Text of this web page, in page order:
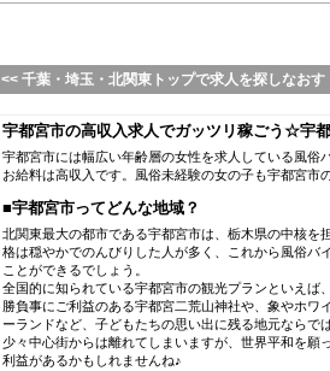
<< 千葉・埼玉・北関東トップで求人を探しなおす
宇都宮市の高収入求人でガッツリ稼ごう☆宇
宇都宮市には幅広い年齢層の女性を求人している風俗
お給料は高収入です。風俗未経験の女の子も宇都宮
■宇都宮市ってどんな地域？
北関東最大の都市である宇都宮市は、栃木県の中核を
格は穏やかでのんびりした人が多く、これから風俗バ
ことができるでしょう。
全国的に知られている宇都宮市の観光プランといえば
勝負事にご利益のある宇都宮二荒山神社や、象やホ
ーランドなど、子どもたちの思い出に残る地元ならで
少々中心街からは離れてしまいますが、世界平和を願
利益があるかもしれませんね♪